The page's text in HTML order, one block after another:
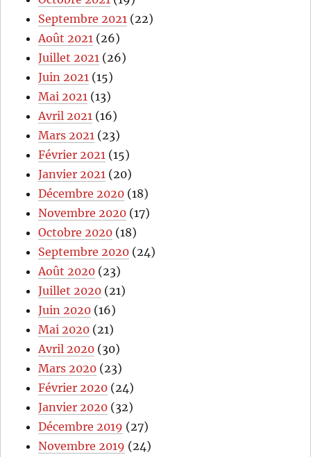
Septembre 2021 (22)
Août 2021 (26)
Juillet 2021 (26)
Juin 2021 (15)
Mai 2021 (13)
Avril 2021 (16)
Mars 2021 (23)
Février 2021 (15)
Janvier 2021 (20)
Décembre 2020 (18)
Novembre 2020 (17)
Octobre 2020 (18)
Septembre 2020 (24)
Août 2020 (23)
Juillet 2020 (21)
Juin 2020 (16)
Mai 2020 (21)
Avril 2020 (30)
Mars 2020 (23)
Février 2020 (24)
Janvier 2020 (32)
Décembre 2019 (27)
Novembre 2019 (24)